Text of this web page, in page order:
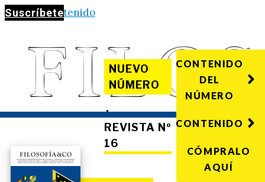
Suscríbete
Saltar al contenido
NUEVO
NÚMERO
·
REVISTA Nº
16
CONTENIDO
DEL
NÚMERO
CONTENIDO
CÓMPRALO
AQUÍ